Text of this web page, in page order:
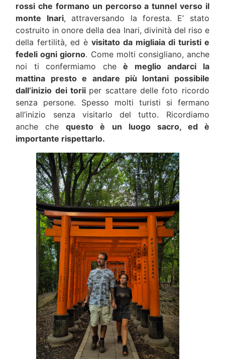
rossi che formano un percorso a tunnel verso il
monte Inari, attraversando la foresta. E’ stato
costruito in onore della dea Inari, divinità del riso e
della fertilità, ed èvisitato da migliaia di turisti e
fedeli ogni giorno. Come molti consigliano, anche
noi ti confermiamo cheè meglio andarci la
mattina presto e andare più lontani possibile
dall’inizio dei torii per scattare delle foto ricordo
senza persone. Spesso molti turisti si fermano
all’inizio senza visitarlo del tutto. Ricordiamo
anche chequesto è un luogo sacro, ed è
importante rispettarlo.